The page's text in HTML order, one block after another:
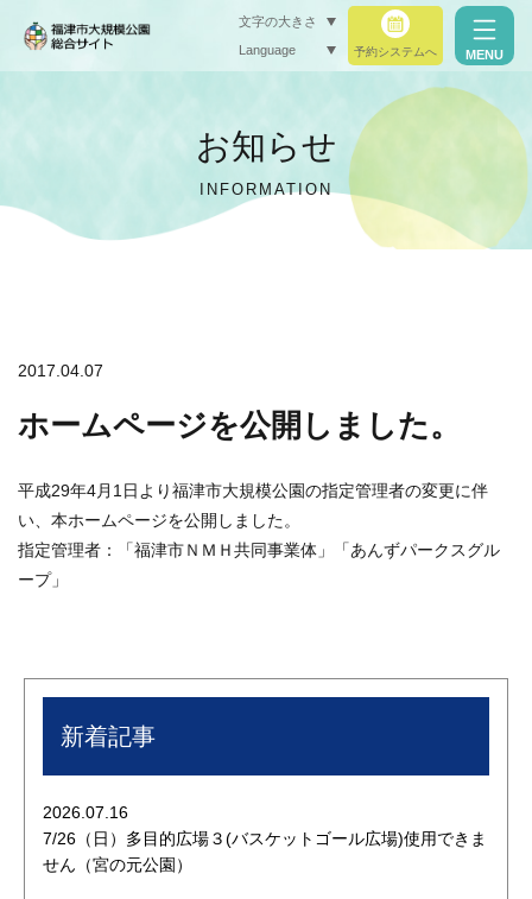
文字の大きさ
Language 予約システムへ MENU
お知らせ
INFORMATION
2017.04.07
ホームページを公開しました。
平成29年4月1日より福津市大規模公園の指定管理者の変更に伴
い、本ホームページを公開しました。
指定管理者：「福津市ＮＭＨ共同事業体」「あんずパークスグル
ープ」
新着記事
2026.07.16
7/26（日）多目的広場３(バスケットゴール広場)使用できま
せん（宮の元公園）